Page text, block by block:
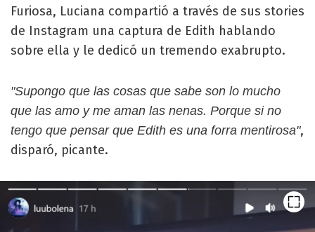
Furiosa, Luciana compartió a través de sus stories
de Instagram una captura de Edith hablando
sobre ella y le dedicó un tremendo exabrupto.
"Supongo que las cosas que sabe son lo mucho
que las amo y me aman las nenas. Porque si no
tengo que pensar que Edith es una forra mentirosa",
disparó, picante.